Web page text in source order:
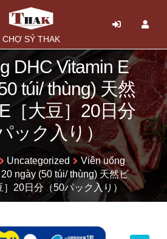
CHỢ SỶ THAK
Mở
rộng
menu
con
DHC Vitamin E
túi/ thùng) 天然
［大豆］20日分
ック入り）
Uncategorized
Viên uống
ngày (50 túi/ thùng) 天然ビ
20日分（50パック入り）